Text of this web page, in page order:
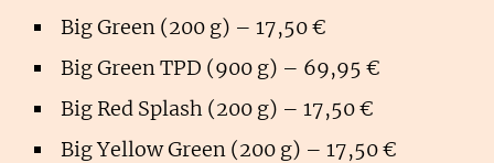
Big Green (200 g) – 17,50 €
Big Green TPD (900 g) – 69,95 €
Big Red Splash (200 g) – 17,50 €
Big Yellow Green (200 g) – 17,50 €